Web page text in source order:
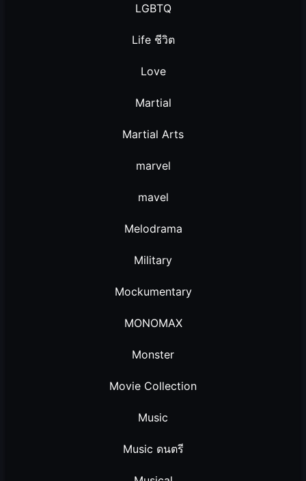
LGBTQ
Life ชีวิต
Love
Martial
Martial Arts
marvel
mavel
Melodrama
Military
Mockumentary
MONOMAX
Monster
Movie Collection
Music
Music ดนตรี